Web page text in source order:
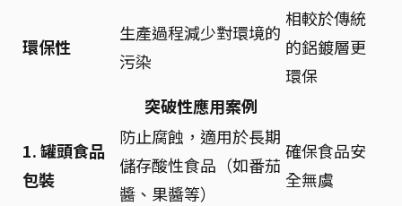
環保性
生產過程減少對環境的
污染
相較於傳統
的鋁鍍層更
環保
突破性應用案例
1. 罐頭食品
包裝
防止腐蝕，適用於長期
儲存酸性食品（如番茄
醬、果醬等）
確保食品安
全無虞